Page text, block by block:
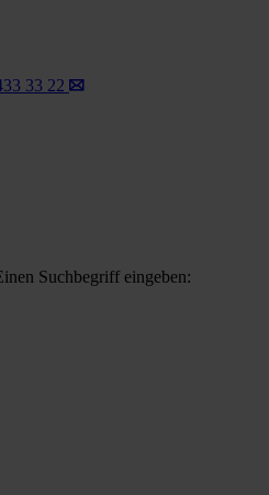
33 22
Suchbegriff eingeben: